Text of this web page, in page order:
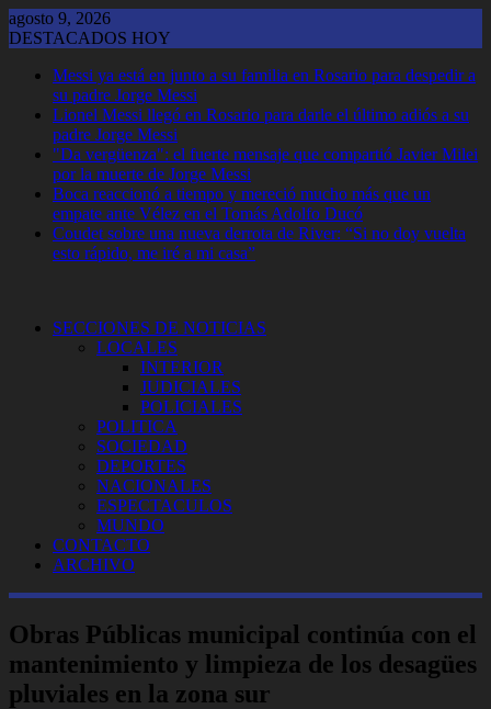
Saltar
al
agosto 9, 2026
DESTACADOS HOY
Messi ya está en junto a su familia en Rosario para despedir a
su padre Jorge Messi
Lionel Messi llegó en Rosario para darle el último adiós a su
padre Jorge Messi
"Da vergüenza": el fuerte mensaje que compartió Javier Milei
por la muerte de Jorge Messi
Boca reaccionó a tiempo y mereció mucho más que un
empate ante Vélez en el Tomás Adolfo Ducó
Coudet sobre una nueva derrota de River: “Si no doy vuelta
esto rápido, me iré a mi casa”
SECCIONES DE NOTICIAS
LOCALES
INTERIOR
JUDICIALES
POLICIALES
POLITICA
SOCIEDAD
DEPORTES
NACIONALES
ESPECTACULOS
MUNDO
CONTACTO
ARCHIVO
Obras Públicas municipal continúa con el
mantenimiento y limpieza de los desagües
pluviales en la zona sur